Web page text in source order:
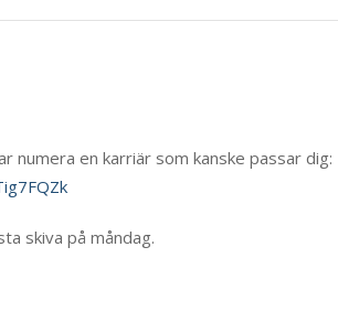
numera en karriär som kanske passar dig:
skiva på måndag.